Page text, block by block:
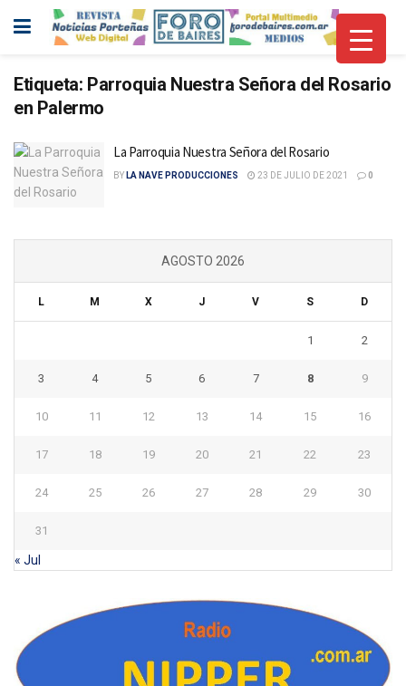
Etiqueta: Parroquia Nuestra Señora del Rosario
en Palermo
La Parroquia Nuestra Señora del Rosario
BY LA NAVE PRODUCCIONES 23 DE JULIO DE 2021 0
AGOSTO 2026
L M X J V S D
1 2
3 4 5 6 7 8 9
10 11 12 13 14 15 16
17 18 19 20 21 22 23
24 25 26 27 28 29 30
31
« Jul